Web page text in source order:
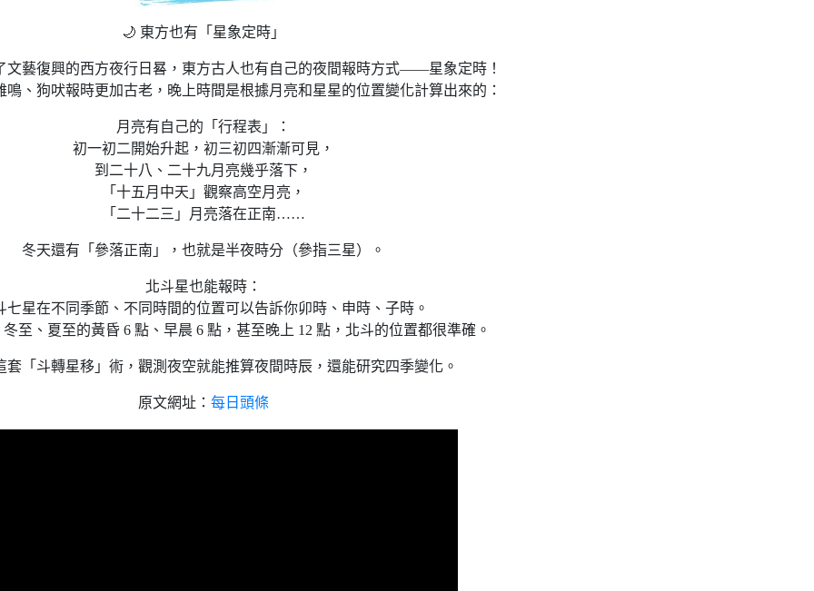
🌙 東方也有「星象定時」
文藝復興的西方夜行日晷，東方古人也有自己的夜間報時方式——星象定時！
鳴、狗吠報時更加古老，晚上時間是根據月亮和星星的位置變化計算出來的：
月亮有自己的「行程表」：
初一初二開始升起，初三初四漸漸可見，
到二十八、二十九月亮幾乎落下，
「十五月中天」觀察高空月亮，
「二十二三」月亮落在正南……
冬天還有「參落正南」，也就是半夜時分（參指三星）。
北斗星也能報時：
七星在不同季節、不同時間的位置可以告訴你卯時、申時、子時。
至、夏至的黃昏 6 點、早晨 6 點，甚至晚上 12 點，北斗的位置都很準確。
套「斗轉星移」術，觀測夜空就能推算夜間時辰，還能研究四季變化。
原文網址： 每日頭條